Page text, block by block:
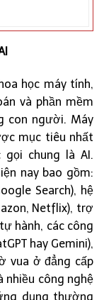
học máy tính,
và phần mềm
con người. Máy
mục tiêu nhất
chung là AI.
nay bao gồm:
Search), hệ
Netflix), trợ
hành, các công
hay Gemini),
vua ở đẳng cấp
công nghệ
dụng thường